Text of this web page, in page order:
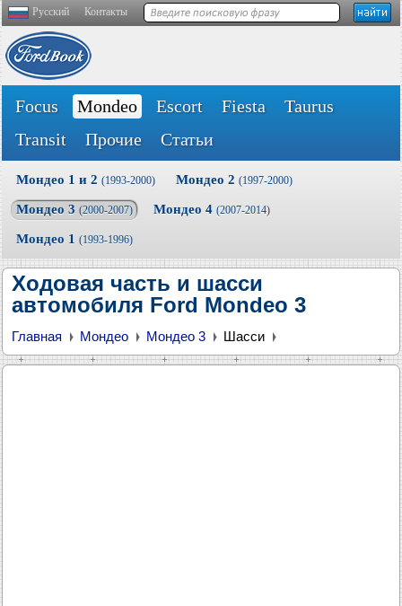
Русский Контакты
Focus Mondeo Escort Fiesta
Taurus
Transit
Прочие Статьи
Мондео 1 и 2 (1993-2000) Мондео 2 (1997-2000)
Мондео 3 (2000-2007) Мондео 4 (2007-2014)
Мондео 1 (1993-1996)
Ходовая часть и шасси
автомобиля Ford Mondeo 3
Главная Мондео Мондео 3 Шасси